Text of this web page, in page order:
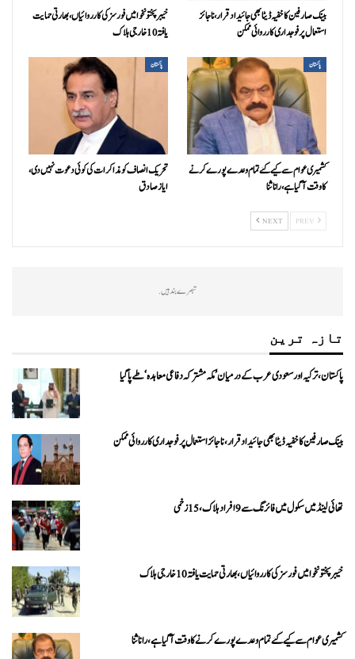
بینک صارفین کا خفیہ ڈیٹا بھی جائیداد قرار، ناجائز
استعمال پر فوجداری کارروائی ممکن
خیبرپختونخوا میں فورسز کی کارروائیاں، بھارتی حمایت
یافتہ 10 خارجی ہلاک
پاکستان
کشمیری عوام سے کیے گئے تمام وعدے پورے کرنے
کا وقت آ گیا ہے، رانا ثنا
پاکستان
تحریک انصاف کو مذاکرات کی کوئی دعوت نہیں دی،
ایاز صادق
NEXT
تبصرے بند ہیں.
تازہ ترین
پاکستان، ترکیہ اور سعودی عرب کے درمیان ’مکہ مشترکہ دفاعی معاہدہ‘ طے پا گیا
بینک صارفین کا خفیہ ڈیٹا بھی جائیداد قرار، ناجائز استعمال پر فوجداری کارروائی ممکن
تھائی لینڈ میں سکول میں فائرنگ سے 9 افراد ہلاک، 15 زخمی
خیبرپختونخوا میں فورسز کی کارروائیاں، بھارتی حمایت یافتہ 10 خارجی ہلاک
کشمیری عوام سے کیے گئے تمام وعدے پورے کرنے کا وقت آ گیا ہے، رانا ثنا